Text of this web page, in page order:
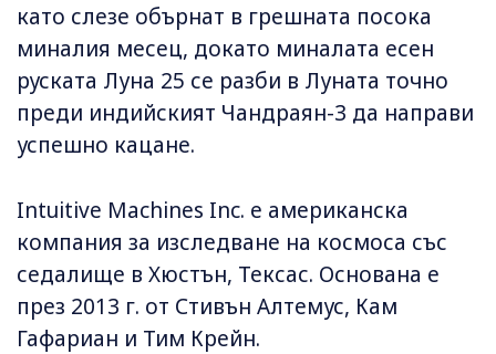
като слезе обърнат в грешната посока
миналия месец, докато миналата есен
руската Луна 25 се разби в Луната точно
преди индийският Чандраян-3 да направи
успешно кацане.
Intuitive Machines Inc. е американска
компания за изследване на космоса със
седалище в Хюстън, Тексас. Основана е
през 2013 г. от Стивън Алтемус, Кам
Гафариан и Тим Крейн.